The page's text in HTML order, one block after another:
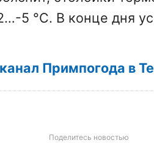
5 °С. В конце дня
Примпогода в
Поделитесь новостью